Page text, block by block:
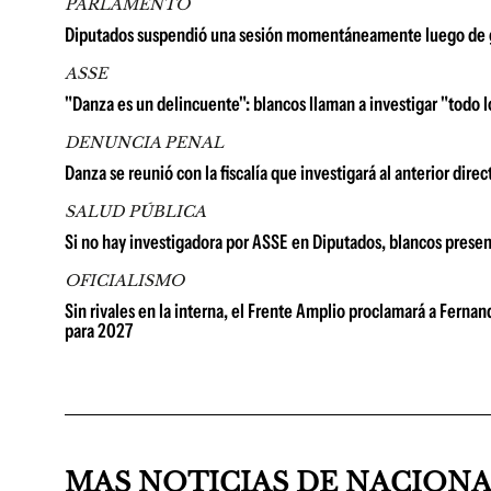
PARLAMENTO
Diputados suspendió una sesión momentáneamente luego
ASSE
"Danza es un delincuente": blancos llaman a investigar "todo
DENUNCIA PENAL
Danza se reunió con la fiscalía que investigará al anterior
SALUD PÚBLICA
Si no hay investigadora por ASSE en Diputados, blancos
OFICIALISMO
Sin rivales en la interna, el Frente Amplio proclamará a
para 2027
MAS NOTICIAS DE